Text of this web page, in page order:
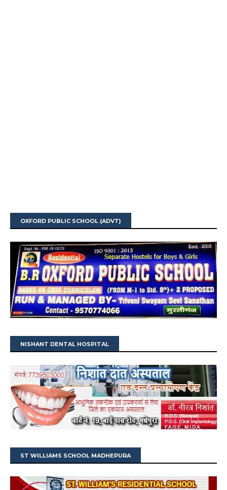
OXFORD PUBLIC SCHOOL (ADVT)
NISHANT DENTAL HOSPITAL
ST WILLIAMS SCHOOL MADHEPURA